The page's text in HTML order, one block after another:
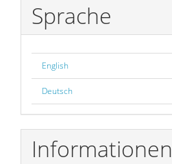
Sprache
English
Deutsch
Informationen